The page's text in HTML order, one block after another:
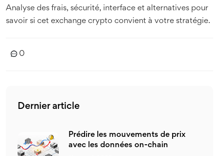
Analyse des frais, sécurité, interface et alternatives pour
savoir si cet exchange crypto convient à votre stratégie.
0
Dernier article
Prédire les mouvements de prix
avec les données on-chain